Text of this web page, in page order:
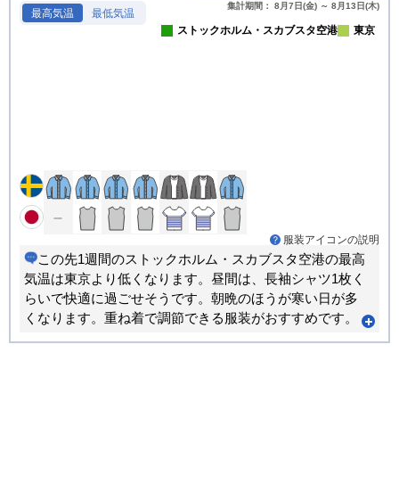
最高気温 最低気温
集計期間： 8月7日(金) ～ 8月13日(木)
ストックホルム・スカブスタ空港 東京
服装アイコンの説明
この先1週間のストックホルム・スカブスタ空港の最高
気温は東京より低くなります。昼間は、長袖シャツ1枚く
らいで快適に過ごせそうです。朝晩のほうが寒い日が多
くなります。重ね着で調節できる服装がおすすめです。